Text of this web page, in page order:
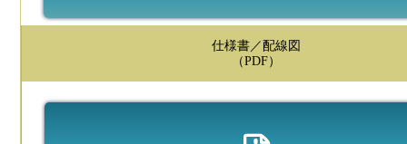
仕様書／配線図
（PDF）